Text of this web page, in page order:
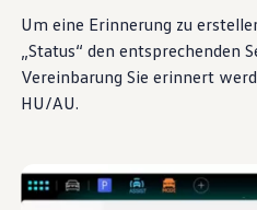
Um eine Erinnerung zu
„Status“ den entsprechenden
Vereinbarung Sie erinnert
HU/AU.